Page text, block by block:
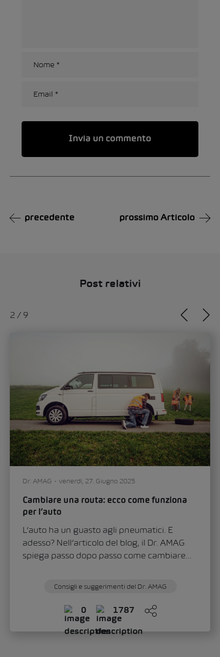
precedente prossimo Articolo
Post relativi
2 / 9
Dr. AMAG venerdì, 27. Giugno 2025
Cambiare una routa: ecco come funziona
per l’auto
L’auto ha un guasto agli pneumatici. E
adesso? Nell’articolo del blog, il Dr. AMAG
spiega passo dopo passo come cambiare...
Consigli e suggerimenti del Dr. AMAG
0 1787